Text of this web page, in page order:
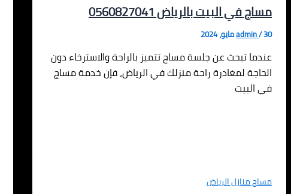
مساج في البيت بالرياض 0560827041
admin/30 مايو، 2024
عندما تبحث عن جلسة مساج تتميز بالراحة والاسترخاء دون
الحاجة لمغادرة راحة منزلك في الرياض، فإن خدمة مساج
في البيت
مساج منازل الرياض